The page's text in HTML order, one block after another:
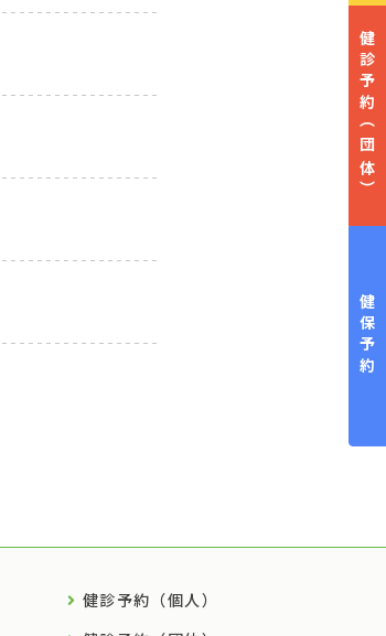
健診予約
（団体）
健保予約
健診予約（個人）